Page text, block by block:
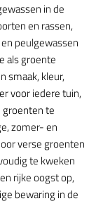
in de
en rassen,
peulgewassen
als groente
smaak, kleur,
voor iedere tuin,
groenten te
zomer- en
verse groenten
te kweken
rijke oogst op,
bewaring in de